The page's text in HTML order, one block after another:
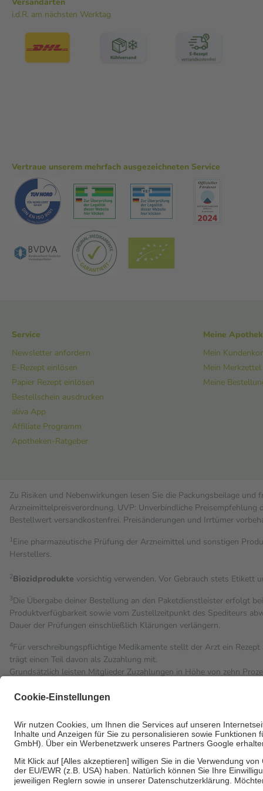
i.d.R. am nächsten Werktag
Vertraue unserem mehrfach ausgezeichneten Service
Service
Newsletter anfordern
E-Rezept einlösen
Papier Rezept einlösen
Bestellschein ausdrucken
aliva App
Affiliate Programm
Apotheken-Ratgeber
Meine
Mein
Mein Merkzettel
Meine
Zu Risiken und Nebenwirkungen lesen Sie die Packungsbeilage
Arzneimittelpreisverordnung. UVP: Unverbindliche
Bestell­wert versand­kosten­frei. Preisänderungen und Irrtümer
1Eine pharmazeutische Prüfung der Arzneimittel und sonstigen
Herstellers.
2Biozidprodukte vorsichtig verwenden. Vor Gebrauch stets Etikett
3Die Übergabe deiner Bestellung an den Paketdienstleister erfolgt
Produktverfügbarkeit sowie vom Zustellzeitpunkt des Spediteurs
Dauer der Prüfungen einschließlich Klärungen verlängern.
4Für verschreibungspflichtige Medikamente stellt der Arzt ein
trägt einen Teil davon als Zuzahlung mit.
Grundsätzlich leisten Mitglieder Zuzahlungen in Höhe von zehn
Diese Regeln gelten grundsätzlich auch für Online-Apotheken.
Um das Engagement der Versicherten für ihre eigene Gesundheit
• Kindern und Jugendlichen bis zum vollendeten 18. Lebensjahr mit
• Untersuchungen zur Vorsorge und Früherkennung, die von der
• empfohlenen Schutzimpfungen
• Harn- und Blutteststreifen